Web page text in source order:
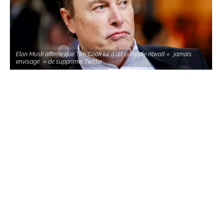
Elon Musk affirme que Tim Cook lui a dit qu’Apple n’avait « jamais
envisagé » de supprimer Twitter